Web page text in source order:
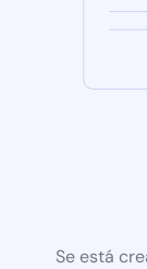
Se está